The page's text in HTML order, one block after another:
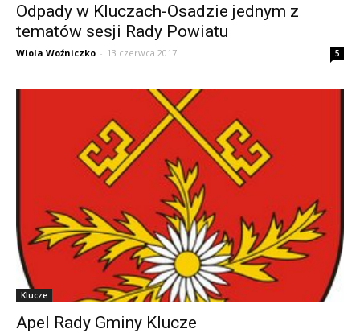
Odpady w Kluczach-Osadzie jednym z
tematów sesji Rady Powiatu
Wiola Woźniczko - 13 czerwca 2017 5
Klucze
Apel Rady Gminy Klucze